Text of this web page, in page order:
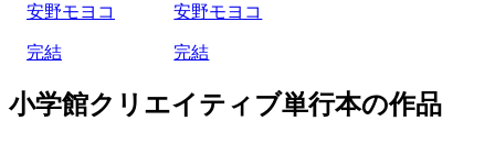
安野モヨコ
完結
安野モヨコ
完結
小学館クリエイティブ単行本の作品